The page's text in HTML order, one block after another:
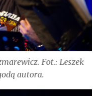
Fot.: Leszek
autora.